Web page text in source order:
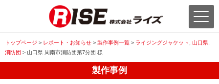
トップページ > レポート・お知らせ > 製作事例一覧 > ライジングジャケット 山口県
消防団 > 山口県 周南市消防団第7分団 様
製作事例